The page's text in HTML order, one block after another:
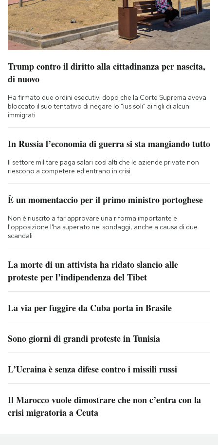
Trump contro il diritto alla cittadinanza per nascita,
di nuovo
Ha firmato due ordini esecutivi dopo che la Corte Suprema aveva
bloccato il suo tentativo di negare lo "ius soli" ai figli di alcuni
immigrati
In Russia l’economia di guerra si sta mangiando tutto
Il settore militare paga salari così alti che le aziende private non
riescono a competere ed entrano in crisi
È un momentaccio per il primo ministro portoghese
Non è riuscito a far approvare una riforma importante e
l'opposizione l'ha superato nei sondaggi, anche a causa di due
scandali
La morte di un attivista ha ridato slancio alle
proteste per l’indipendenza del Tibet
La via per fuggire da Cuba porta in Brasile
Sono giorni di grandi proteste in Tunisia
L’Ucraina è senza difese contro i missili russi
Il Marocco vuole dimostrare che non c’entra con la
crisi migratoria a Ceuta